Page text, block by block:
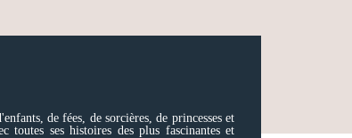
de fées, de sorcières, de princesses et
ses histoires des plus fascinantes et